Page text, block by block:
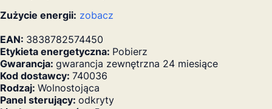
Zużycie energii: zobacz
EAN: 3838782574450
Etykieta energetyczna: Pobierz
Gwarancja: gwarancja zewnętrzna 24 miesiące
Kod dostawcy: 740036
Rodzaj: Wolnostojąca
Panel sterujący: odkryty